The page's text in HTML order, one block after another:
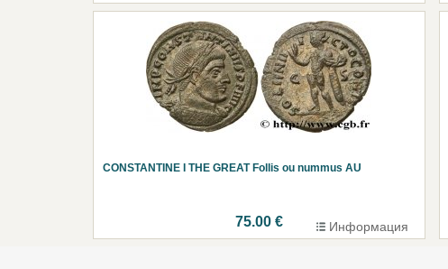
CONSTANTINE I THE GREAT Follis ou nummus AU
75.00 € Информация